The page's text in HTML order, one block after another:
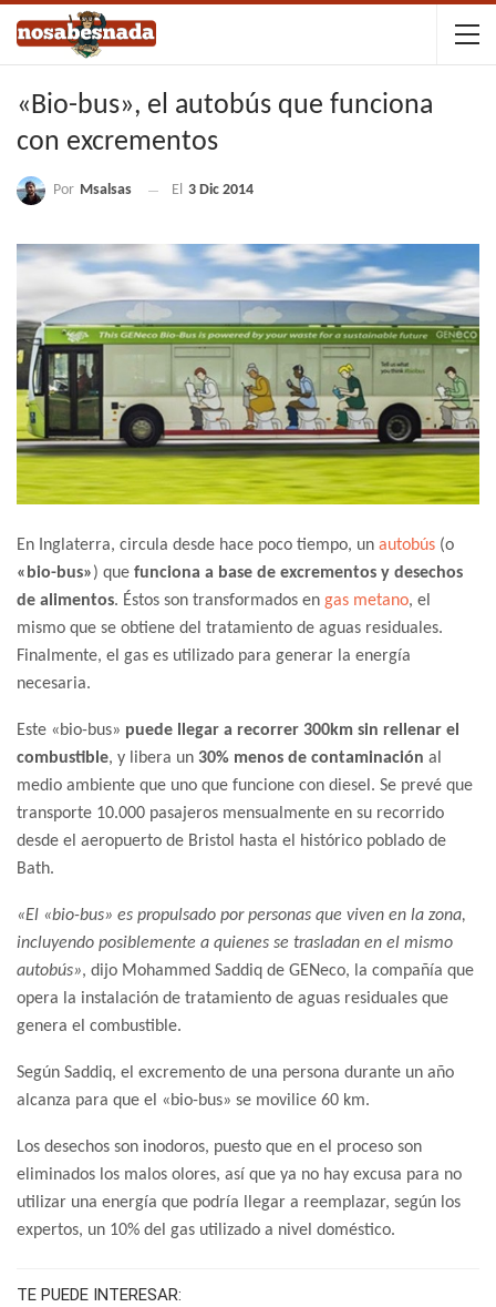
«Bio-bus», el autobús que funciona
con excrementos
Por Msalsas El 3 Dic 2014
En Inglaterra, circula desde hace poco tiempo, un autobús (o
«bio-bus») que funciona a base de excrementos y desechos
de alimentos. Éstos son transformados en gas metano, el
mismo que se obtiene del tratamiento de aguas residuales.
Finalmente, el gas es utilizado para generar la energía
necesaria.
Este «bio-bus» puede llegar a recorrer 300km sin rellenar el
combustible, y libera un 30% menos de contaminación al
medio ambiente que uno que funcione con diesel. Se prevé que
transporte 10.000 pasajeros mensualmente en su recorrido
desde el aeropuerto de Bristol hasta el histórico poblado de
Bath.
«El «bio-bus» es propulsado por personas que viven en la zona,
incluyendo posiblemente a quienes se trasladan en el mismo
autobús», dijo Mohammed Saddiq de GENeco, la compañía que
opera la instalación de tratamiento de aguas residuales que
genera el combustible.
Según Saddiq, el excremento de una persona durante un año
alcanza para que el «bio-bus» se movilice 60 km.
Los desechos son inodoros, puesto que en el proceso son
eliminados los malos olores, así que ya no hay excusa para no
utilizar una energía que podría llegar a reemplazar, según los
expertos, un 10% del gas utilizado a nivel doméstico.
TE PUEDE INTERESAR: